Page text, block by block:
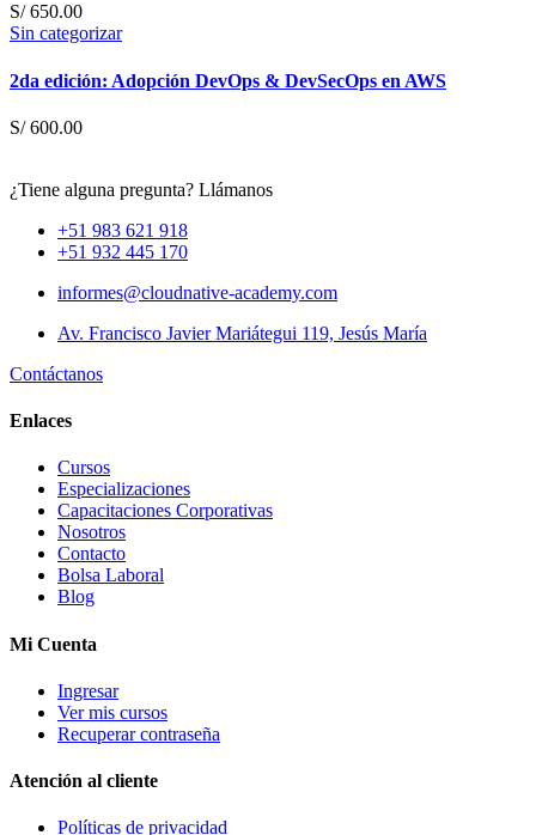
S/650.00
Sin categorizar
2da edición: Adopción DevOps & DevSecOps en AWS
S/600.00
¿Tiene alguna pregunta? Llámanos
+51 983 621 918
+51 932 445 170
informes@cloudnative-academy.com
Av. Francisco Javier Mariátegui 119, Jesús María
Contáctanos
Enlaces
Cursos
Especializaciones
Capacitaciones Corporativas
Nosotros
Contacto
Bolsa Laboral
Blog
Mi Cuenta
Ingresar
Ver mis cursos
Recuperar contraseña
Atención al cliente
Políticas de privacidad